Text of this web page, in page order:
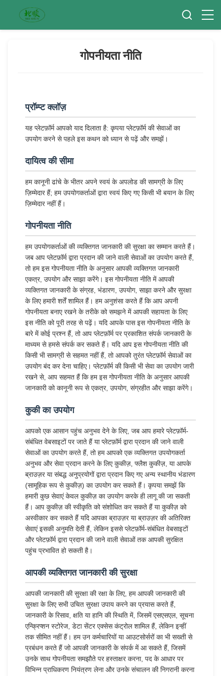
गोपनीयता नीति
प्रॉम्प्ट क्लॉज़
यह प्लेटफ़ॉर्म आपको याद दिलाता है: कृपया प्लेटफ़ॉर्म की सेवाओं का
उपयोग करने से पहले इस कथन को ध्यान से पढ़ें और समझें।
दायित्व की सीमा
हम कानूनी ढांचे के भीतर अपने स्वयं के अपलोड की सामग्री के लिए
ज़िम्मेदार हैं; हम उपयोगकर्ताओं द्वारा स्वयं किए गए किसी भी बयान के लिए
ज़िम्मेदार नहीं हैं।
गोपनीयता नीति
हम उपयोगकर्ताओं की व्यक्तिगत जानकारी की सुरक्षा का सम्मान करते हैं।
जब आप प्लेटफ़ॉर्म द्वारा प्रदान की जाने वाली सेवाओं का उपयोग करते हैं,
तो हम इस गोपनीयता नीति के अनुसार आपकी व्यक्तिगत जानकारी
एकत्र, उपयोग और साझा करेंगे। इस गोपनीयता नीति में आपकी
व्यक्तिगत जानकारी के संग्रह, भंडारण, उपयोग, साझा करने और सुरक्षा
के लिए हमारी शर्तें शामिल हैं। हम अनुशंसा करते हैं कि आप अपनी
गोपनीयता बनाए रखने के तरीके को समझने में आपकी सहायता के लिए
इस नीति को पूरी तरह से पढ़ें। यदि आपके पास इस गोपनीयता नीति के
बारे में कोई प्रश्न हैं, तो आप प्लेटफ़ॉर्म पर प्रकाशित संपर्क जानकारी के
माध्यम से हमसे संपर्क कर सकते हैं। यदि आप इस गोपनीयता नीति की
किसी भी सामग्री से सहमत नहीं हैं, तो आपको तुरंत प्लेटफ़ॉर्म सेवाओं का
उपयोग बंद कर देना चाहिए। प्लेटफ़ॉर्म की किसी भी सेवा का उपयोग जारी
रखने से, आप सहमत हैं कि हम इस गोपनीयता नीति के अनुसार आपकी
जानकारी को कानूनी रूप से एकत्र, उपयोग, संग्रहीत और साझा करेंगे।
कुकी का उपयोग
आपको एक आसान पहुंच अनुभव देने के लिए, जब आप हमारे प्लेटफ़ॉर्म-
संबंधित वेबसाइटों पर जाते हैं या प्लेटफ़ॉर्म द्वारा प्रदान की जाने वाली
सेवाओं का उपयोग करते हैं, तो हम आपको एक व्यक्तिगत उपयोगकर्ता
अनुभव और सेवा प्रदान करने के लिए कुकीज़, फ्लैश कुकीज़, या आपके
ब्राउज़र या संबद्ध अनुप्रयोगों द्वारा प्रदान किए गए अन्य स्थानीय भंडारण
(सामूहिक रूप से कुकीज़) का उपयोग कर सकते हैं। कृपया समझें कि
हमारी कुछ सेवाएं केवल कुकीज़ का उपयोग करके ही लागू की जा सकती
हैं। आप कुकीज़ की स्वीकृति को संशोधित कर सकते हैं या कुकीज़ को
अस्वीकार कर सकते हैं यदि आपका ब्राउज़र या ब्राउज़र की अतिरिक्त
सेवाएं इसकी अनुमति देती हैं, लेकिन इससे प्लेटफ़ॉर्म-संबंधित वेबसाइटों
और प्लेटफ़ॉर्म द्वारा प्रदान की जाने वाली सेवाओं तक आपकी सुरक्षित
पहुंच प्रभावित हो सकती है।
आपकी व्यक्तिगत जानकारी की सुरक्षा
आपकी जानकारी की सुरक्षा की रक्षा के लिए, हम आपकी जानकारी की
सुरक्षा के लिए सभी उचित सुरक्षा उपाय करने का प्रयास करते हैं,
जानकारी के रिसाव, क्षति या हानि की स्थिति में, जिसमें एसएसएल, सूचना
एन्क्रिप्शन स्टोरेज, डेटा सेंटर एक्सेस कंट्रोल शामिल हैं, लेकिन इन्हीं
तक सीमित नहीं हैं। हम उन कर्मचारियों या आउटसोर्सरों का भी सख्ती से
प्रबंधन करते हैं जो आपकी जानकारी के संपर्क में आ सकते हैं, जिसमें
उनके साथ गोपनीयता समझौते पर हस्ताक्षर करना, पद के आधार पर
विभिन्न प्राधिकरण नियंत्रण लेना और उनके संचालन की निगरानी करना